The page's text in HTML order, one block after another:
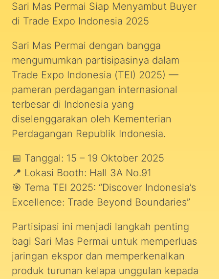
Sari Mas Permai Siap Menyambut Buyer
di Trade Expo Indonesia 2025
Sari Mas Permai dengan bangga
mengumumkan partisipasinya dalam
Trade Expo Indonesia (TEI) 2025) —
pameran perdagangan internasional
terbesar di Indonesia yang
diselenggarakan oleh Kementerian
Perdagangan Republik Indonesia.
📅 Tanggal: 15 – 19 Oktober 2025
📍 Lokasi Booth: Hall 3A No.91
🎯 Tema TEI 2025: “Discover Indonesia’s
Excellence: Trade Beyond Boundaries”
Partisipasi ini menjadi langkah penting
bagi Sari Mas Permai untuk memperluas
jaringan ekspor dan memperkenalkan
produk turunan kelapa unggulan kepada